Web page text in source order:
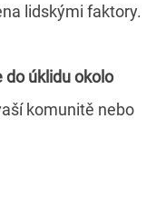
lidskými faktory.
do úklidu okolo
komunitě nebo